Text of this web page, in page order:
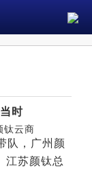
时
钛云商
，广州颜
江苏颜钛总